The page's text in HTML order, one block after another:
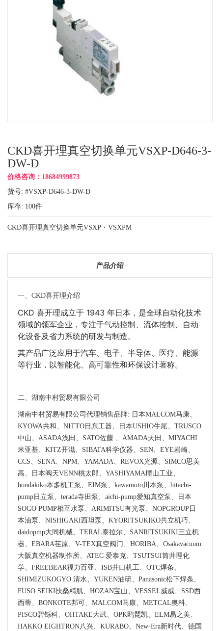
CKD喜开理真空切换单元VSXP-D646-3-
DW-D
价格咨询：18684999873
货号: #VSXP-D646-3-DW-D
库存: 100件
CKD喜开理真空切换单元VSXP・VSXPM
产品介绍
一、CKD喜开理介绍
CKD 喜开理成立于 1943 年日本，是全球自动化技术
领域的领军企业，专注于气动控制、流体控制、自动
化设备及省力系统的研发与制造。
其产品广泛应用于汽车、电子、半导体、医疗、能源
等行业，以智能化、高可靠性和环保设计著称。
二、湖南中村贸易有限公司
湖南中村贸易有限公司代理销售品牌: 日本MALCOM马康、
KYOWA共和、NITTO日东工器、日本USHIO牛尾、TRUSCO
中山、ASADA浅田、SATO佐藤 、AMADA天田、MIYACHI
米亚基、KITZ开滋、SIBATA科学仪器、SEN、EYE岩崎、
CCS、SENA、NPM、YAMADA、REVOX光源、SIMCO思美
高、日本阀天VENN桃太郎、YASHIYAMA樫山工业、
hondakiko本多机工泵、EIM泵、kawamoto川本泵、hitachi-
pump日立泵、terada寺田泵、aichi-pump爱知真空泵、日本
SOGO PUMP相互水泵、ARIMITSU有光泵、NOPGROUP日
本油泵、NISHIGAKI西坦泵、KYORITSUKIKO共立机巧、
daidopmp大同机械、TERAL泰拉尔、SANRITSUKIKI三立机
器、EBARA荏原、V-TEX真空阀门、HORIBA、Osakavacuum
大阪真空机器制作所、ATEC 爱泰克、TSUTSUI筒井理化
学、FREEBEAR福力百亚、ISB井口机工、OTC焊条、
SHIMIZUKOGYO 清水、YUKEN油研、Panasonic松下焊条、
FUSO SEIKI扶桑精肌、HOZAN宝山、VESSEL威威、SSD西
西蒂、BONKOTE邦可、MALCOM马康、METCAL奥科、
PISCO碧铄科、OHTAKE大武、OPK鸥琵凯、ELM易之美、
HAKKO EIGHTRON八兴、KURABO、New-Era新时代、德国